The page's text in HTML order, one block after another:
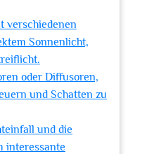
verschiedenen
Sonnenlicht,
oder Diffusoren,
und Schatten zu
und die
interessante